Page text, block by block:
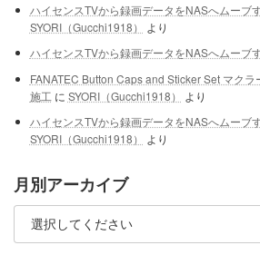
ハイセンスTVから録画データをNASへムーブ
SYORI（Gucchi1918）
より
ハイセンスTVから録画データをNASへムーブ
FANATEC Button Caps and Sticker Set マク
施工 に SYORI（Gucchi1918）
より
ハイセンスTVから録画データをNASへムーブ
SYORI（Gucchi1918）
より
月別アーカイブ